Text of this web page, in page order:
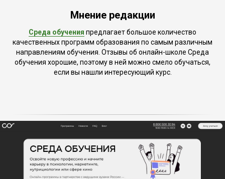
Мнение редакции
Среда обучения предлагает большое количество
качественных программ образования по самым различным
направлениям обучения. Отзывы об онлайн-школе Среда
обучения хорошие, поэтому в ней можно смело обучаться,
если вы нашли интересующий курс.